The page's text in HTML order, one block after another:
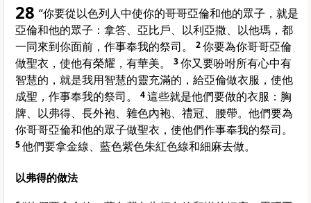
28 “你要從以色列人中使你的哥哥亞倫和他的眾子，就是
亞倫和他的眾子：拿答、亞比戶、以利亞撒、以他瑪，都
一同來到你面前，作事奉我的祭司。
2你要為你哥哥亞倫
做聖衣，使他有榮耀，有華美。
3你又要吩咐所有心中有
智慧的，就是我用智慧的靈充滿的，給亞倫做衣服，使他
成聖，作事奉我的祭司。
4這些就是他們要做的衣服：胸
牌、以弗得、長外袍、雜色內袍、禮冠、腰帶。他們要為
你哥哥亞倫和他的眾子做聖衣，使他們作事奉我的祭司。
5他們要拿金線、藍色紫色朱紅色線和細麻去做。
以弗得的做法